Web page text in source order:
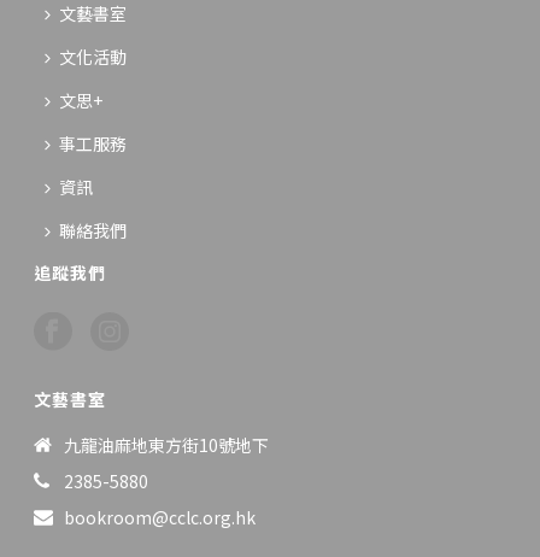
文藝書室
文化活動
文思+
事工服務
資訊
聯絡我們
追蹤我們
文藝書室
九龍油麻地東方街10號地下
2385-5880
bookroom@cclc.org.hk